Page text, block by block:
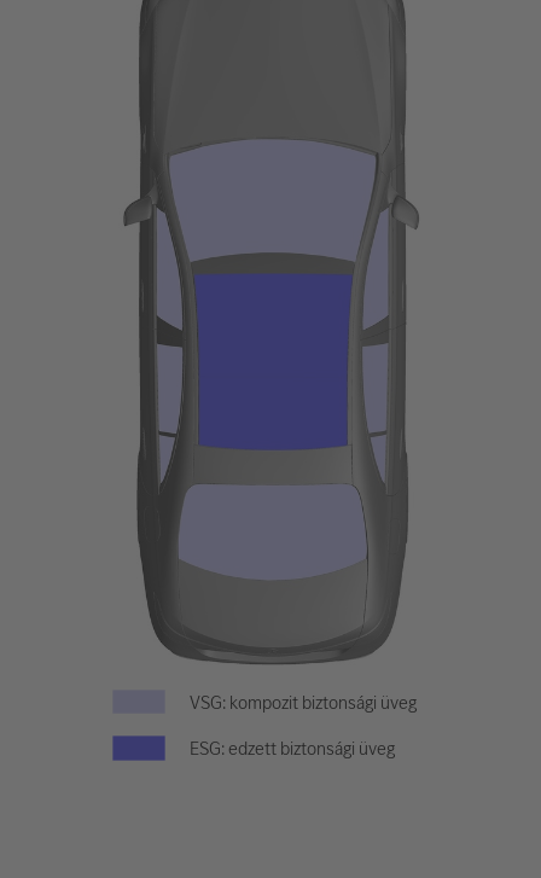
VSG: kompozit biztonsági üveg
ESG: edzett biztonsági üveg